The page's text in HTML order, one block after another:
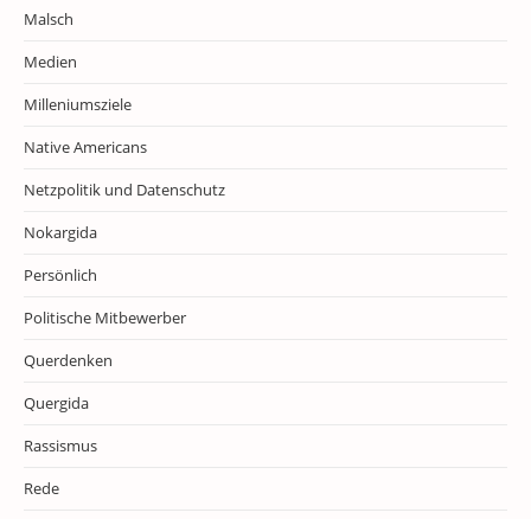
Malsch
Medien
Milleniumsziele
Native Americans
Netzpolitik und Datenschutz
Nokargida
Persönlich
Politische Mitbewerber
Querdenken
Quergida
Rassismus
Rede